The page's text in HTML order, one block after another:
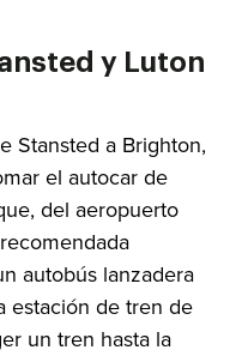
y Luton
Stansted a Brighton,
el autocar de
del aeropuerto
autobús lanzadera
estación de tren de
un tren hasta la